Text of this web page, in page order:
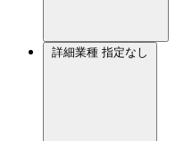
詳細業種 指定なし